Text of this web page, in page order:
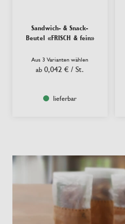
Sandwich- & Snack-
Beutel «FRISCH & fein»
Aus 3 Varianten wählen
ab 0,042 € / St.
lieferbar